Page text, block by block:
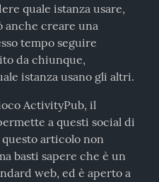
quale istanza usare,
anche creare una
tempo seguire
da chiunque,
istanza usano gli altri.
a questi social di
articolo non
basti sapere che è un
web, ed è aperto a